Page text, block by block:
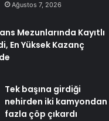
Ağustos 7, 2026
Mezunlarında Kayıtlı
En Yüksek Kazanç
Tek başına girdiği
nehirden iki kamyondan
fazla çöp çıkardı